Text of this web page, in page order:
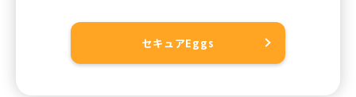
セキュアEggs